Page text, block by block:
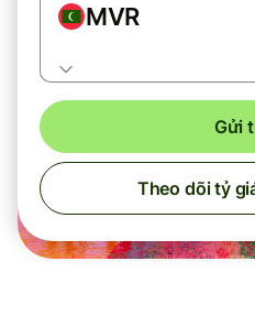
MVR
Gửi
Theo dõi tỷ